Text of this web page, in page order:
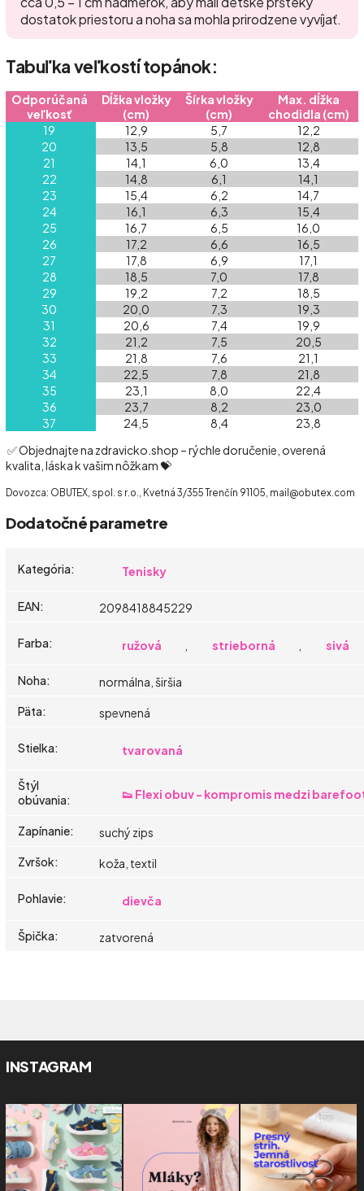
dostatok priestoru a noha sa mohla prirodzene vyvíjať.
Tabuľka veľkostí topánok:
Odporúčaná
veľkosť
Dĺžka vložky
(cm)
Šírka vložky
(cm)
Max. dĺžka
chodidla (cm)
19
12,9 5,7
12,2
20
13,5 5,8
12,8
21
14,1 6,0
13,4
22
14,8 6,1
14,1
23
15,4 6,2
14,7
24
16,1 6,3
15,4
25
16,7 6,5
16,0
26
17,2 6,6
16,5
27
17,8 6,9
17,1
28
18,5 7,0
17,8
29
19,2 7,2
18,5
30
20,0 7,3
19,3
31
20,6 7,4
19,9
32
21,2 7,5
20,5
33
21,8 7,6
21,1
34
22,5 7,8
21,8
35
23,1 8,0
22,4
36
23,7 8,2
23,0
37
24,5 8,4
23,8
✅ Objednajte na zdravicko.shop – rýchle doručenie, overená
kvalita, láska k vašim nôžkam 💝
Dovozca: OBUTEX, spol. s r.o., Kvetná 3/355 Trenčín 91105, mail@obutex.com
Dodatočné parametre
Kategória: Tenisky
EAN: 2098418845229
Farba: ružová strieborná sivá
Noha:
normálna, širšia
Päta: spevnená
Stielka: tvarovaná
Štýl
obúvania: 👟 Flexi obuv - kompromis medzi
Zapínanie:
suchý zips
Zvršok: koža, textil
Pohlavie: dievča
Špička: zatvorená
INSTAGRAM